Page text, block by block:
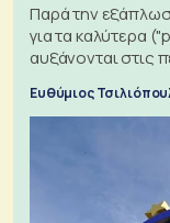
Παρά την
για τα καλύτερα
αυξάνονται στις
Ευθύμιος